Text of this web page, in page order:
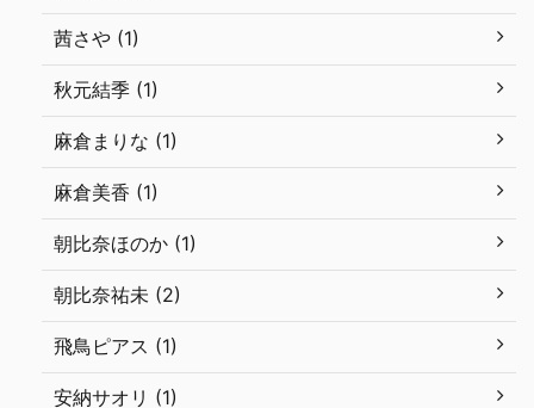
茜さや (1)
秋元結季 (1)
麻倉まりな (1)
麻倉美香 (1)
朝比奈ほのか (1)
朝比奈祐未 (2)
飛鳥ピアス (1)
安納サオリ (1)